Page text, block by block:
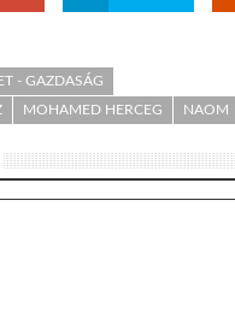
- GAZDASÁG
MOHAMED HERCEG NAOM